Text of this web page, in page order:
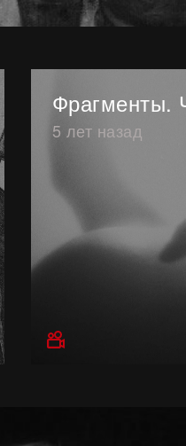
Фрагменты.
5 лет назад